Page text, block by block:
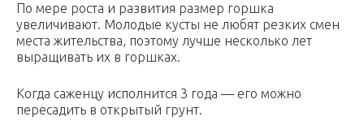
По мере роста и развития размер горшка
увеличивают. Молодые кусты не любят резких смен
места жительства, поэтому лучше несколько лет
выращивать их в горшках.
Когда саженцу исполнится 3 года — его можно
пересадить в открытый грунт.